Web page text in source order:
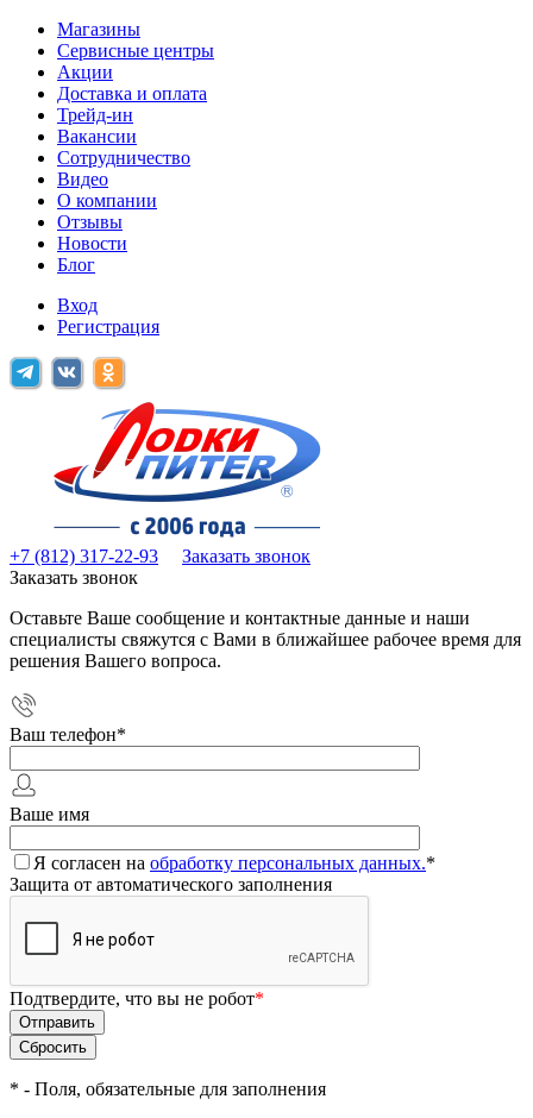
Магазины
Сервисные центры
Акции
Доставка и оплата
Трейд-ин
Вакансии
Сотрудничество
Видео
О компании
Отзывы
Новости
Блог
Вход
Регистрация
+7 (812) 317-22-93
Заказать звонок
Заказать звонок
Оставьте Ваше сообщение и контактные данные и наши
специалисты свяжутся с Вами в ближайшее рабочее время для
решения Вашего вопроса.
Ваш телефон*
Ваше имя
Я согласен на обработку персональных данных.*
Защита от автоматического заполнения
Подтвердите, что вы не робот*
* - Поля, обязательные для заполнения